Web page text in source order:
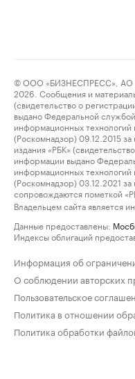
© ООО «БИЗНЕСПРЕСС», АО
2026. Сообщения и
(свидетельство о
выдано Федеральной
информационных
(Роскомнадзор) 09.12.2015
издания «РБК»
информации выдано
информационных
(Роскомнадзор) 03.12.2021
сопровождаются пометкой
Владельцем сайта является
Данные предоставлены:
Индексы облигаций
Информация об
О соблюдении авторских
Пользовательское
Политика в отношении
Политика обработки